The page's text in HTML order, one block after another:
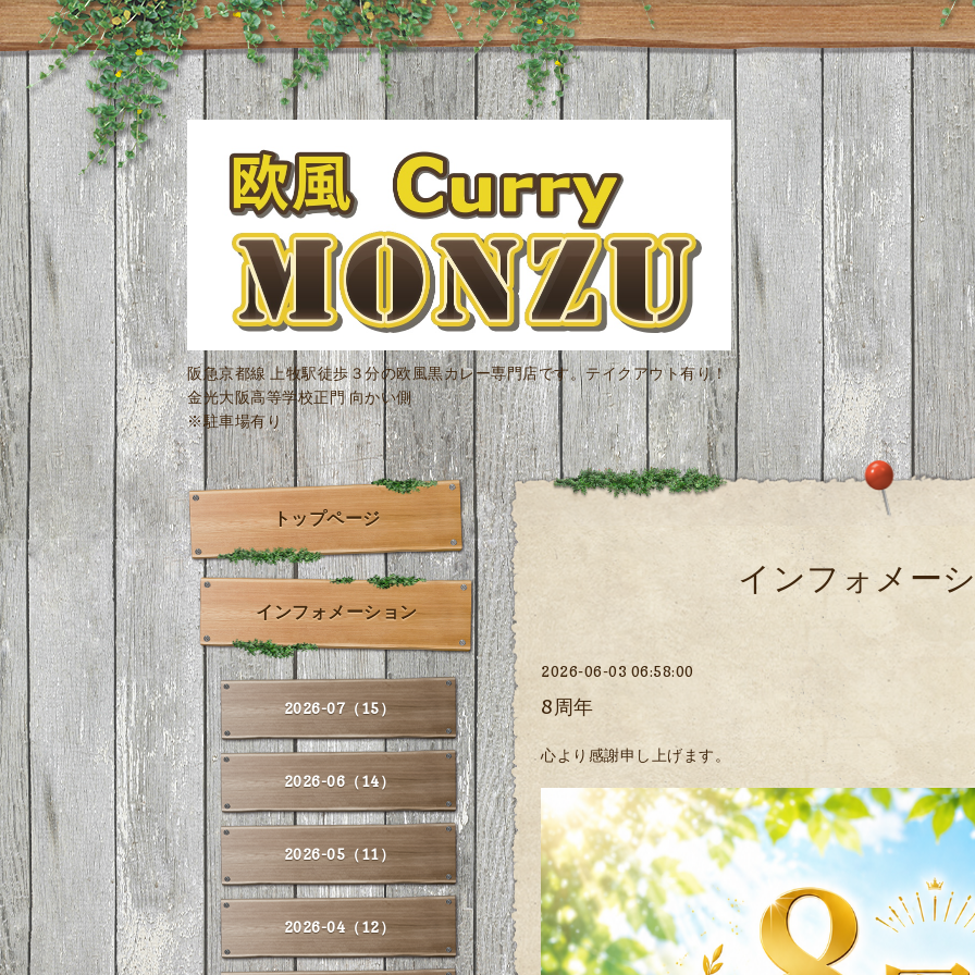
阪急京都線 上牧駅徒歩３分の欧風黒カレー専門店です。テイクアウト有り！
金光大阪高等学校正門 向かい側
※駐車場有り
インフォメー
2026-06-03 06:58:00
8周年
心より感謝申し上げます。
トップページ
インフォメーション
2026-07（15）
2026-06（14）
2026-05（11）
2026-04（12）